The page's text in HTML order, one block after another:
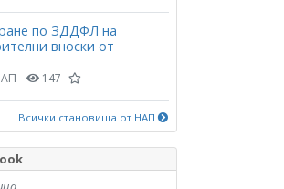
по ЗДДФЛ на
вноски от
147
Всички становища от НАП